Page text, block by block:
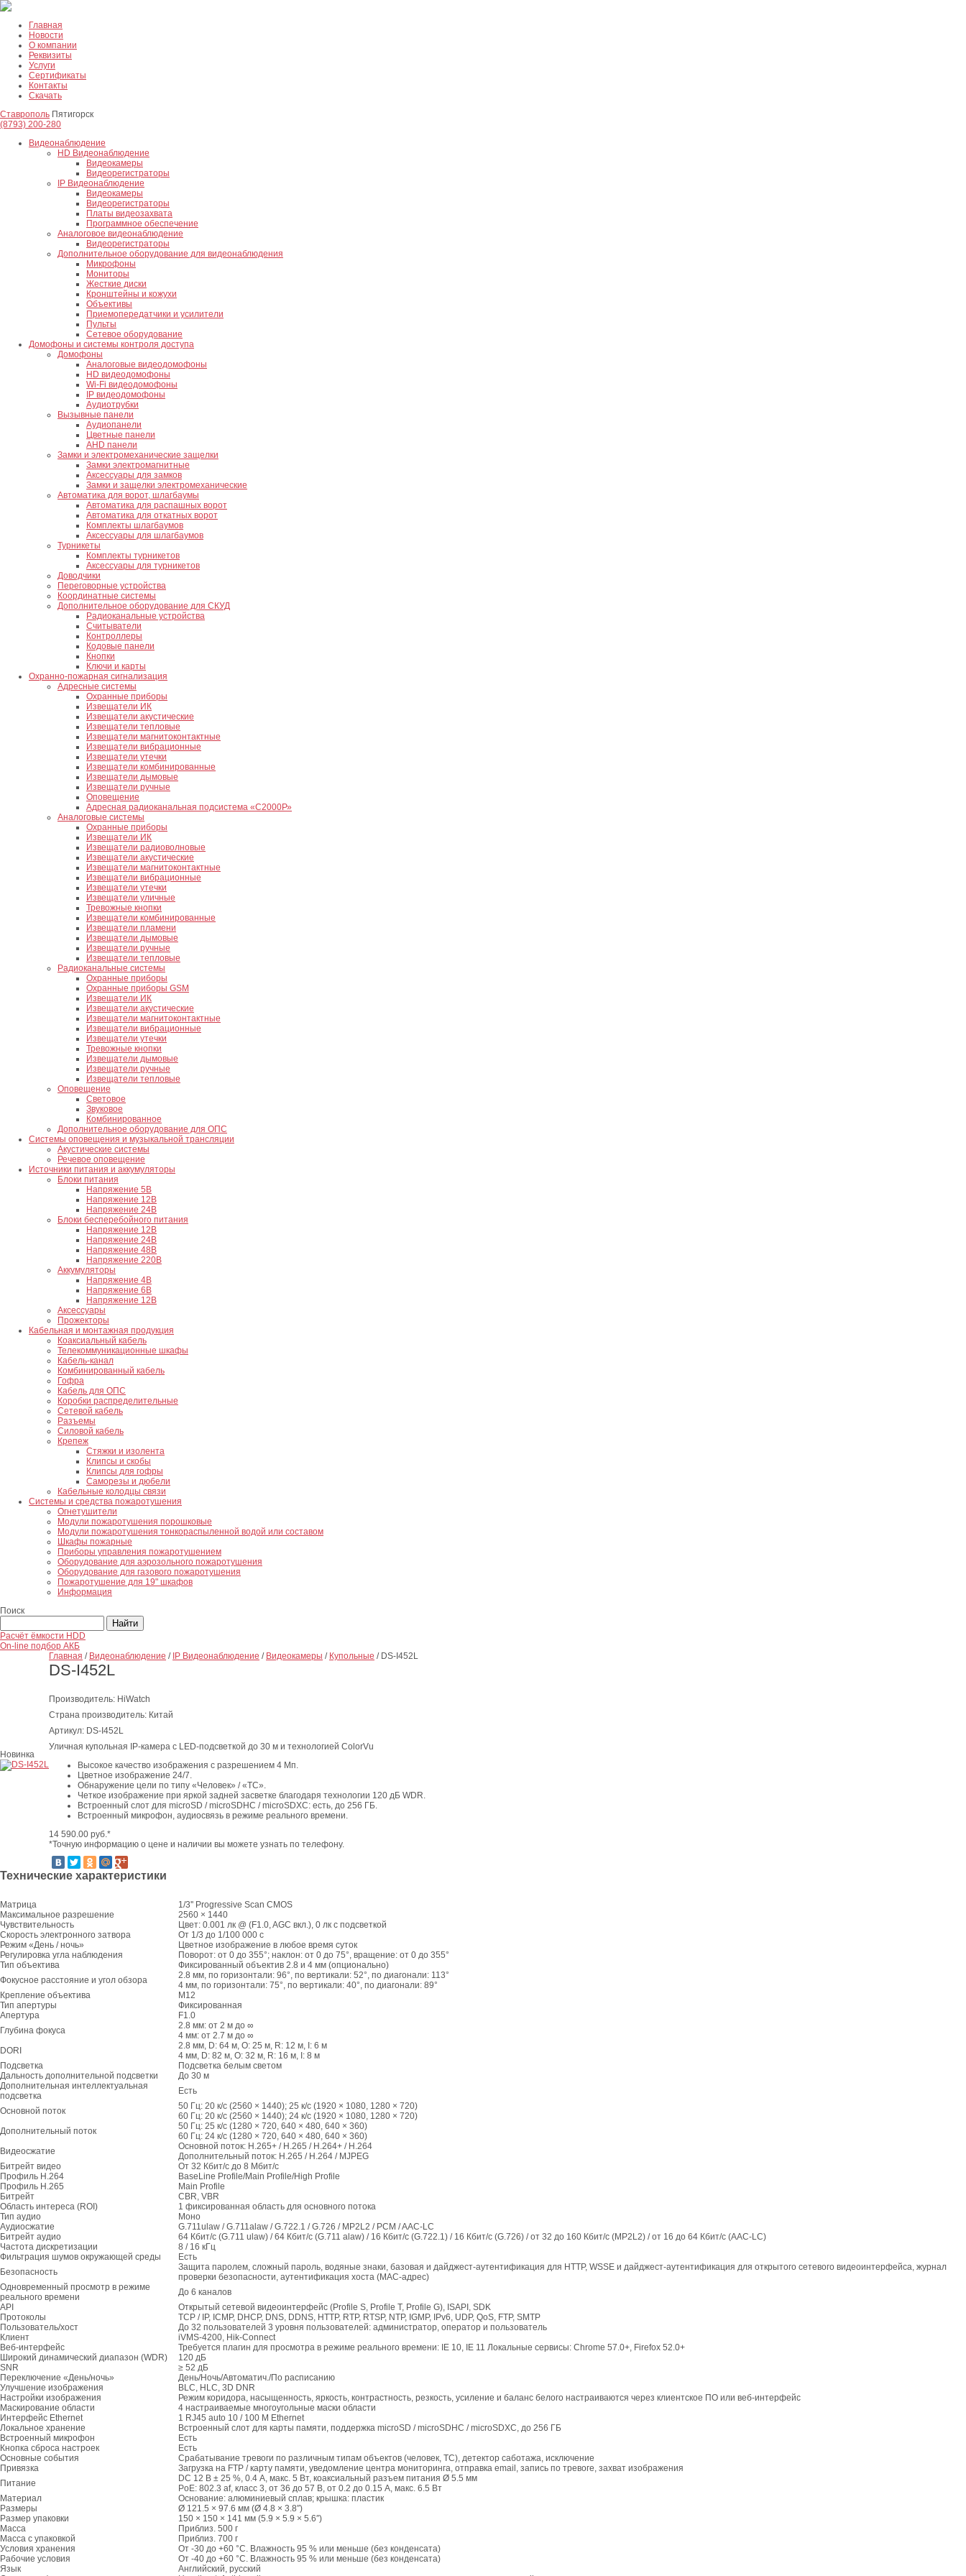
Главная
Новости
О компании
Реквизиты
Услуги
Сертификаты
Контакты
Скачать
Ставрополь Пятигорск
(8793) 200-280
Видеонаблюдение
HD Видеонаблюдение
Видеокамеры
Видеорегистраторы
IP Видеонаблюдение
Видеокамеры
Видеорегистраторы
Платы видеозахвата
Программное обеспечение
Аналоговое видеонаблюдение
Видеорегистраторы
Дополнительное оборудование для видеонаблюдения
Микрофоны
Мониторы
Жесткие диски
Кронштейны и кожухи
Объективы
Приемопередатчики и усилители
Пульты
Сетевое оборудование
Домофоны и системы контроля доступа
Домофоны
Аналоговые видеодомофоны
HD видеодомофоны
Wi-Fi видеодомофоны
IP видеодомофоны
Аудиотрубки
Вызывные панели
Аудиопанели
Цветные панели
AHD панели
Замки и электромеханические защелки
Замки электромагнитные
Аксессуары для замков
Замки и защелки электромеханические
Автоматика для ворот, шлагбаумы
Автоматика для распашных ворот
Автоматика для откатных ворот
Комплекты шлагбаумов
Аксессуары для шлагбаумов
Турникеты
Комплекты турникетов
Аксессуары для турникетов
Доводчики
Переговорные устройства
Координатные системы
Дополнительное оборудование для СКУД
Радиоканальные устройства
Считыватели
Контроллеры
Кодовые панели
Кнопки
Ключи и карты
Охранно-пожарная сигнализация
Адресные системы
Охранные приборы
Извещатели ИК
Извещатели акустические
Извещатели тепловые
Извещатели магнитоконтактные
Извещатели вибрационные
Извещатели утечки
Извещатели комбинированные
Извещатели дымовые
Извещатели ручные
Оповещение
Адресная радиоканальная подсистема «С2000Р»
Аналоговые системы
Охранные приборы
Извещатели ИК
Извещатели радиоволновые
Извещатели акустические
Извещатели магнитоконтактные
Извещатели вибрационные
Извещатели утечки
Извещатели уличные
Тревожные кнопки
Извещатели комбинированные
Извещатели пламени
Извещатели дымовые
Извещатели ручные
Извещатели тепловые
Радиоканальные системы
Охранные приборы
Охранные приборы GSM
Извещатели ИК
Извещатели акустические
Извещатели магнитоконтактные
Извещатели вибрационные
Извещатели утечки
Тревожные кнопки
Извещатели дымовые
Извещатели ручные
Извещатели тепловые
Оповещение
Световое
Звуковое
Комбинированное
Дополнительное оборудование для ОПС
Системы оповещения и музыкальной трансляции
Акустические системы
Речевое оповещение
Источники питания и аккумуляторы
Блоки питания
Напряжение 5В
Напряжение 12В
Напряжение 24В
Блоки бесперебойного питания
Напряжение 12В
Напряжение 24В
Напряжение 48В
Напряжение 220В
Аккумуляторы
Напряжение 4В
Напряжение 6В
Напряжение 12В
Аксессуары
Прожекторы
Кабельная и монтажная продукция
Коаксиальный кабель
Телекоммуникационные шкафы
Кабель-канал
Комбинированный кабель
Гофра
Кабель для ОПС
Коробки распределительные
Сетевой кабель
Разъемы
Силовой кабель
Крепеж
Стяжки и изолента
Клипсы и скобы
Клипсы для гофры
Саморезы и дюбели
Кабельные колодцы связи
Системы и средства пожаротушения
Огнетушители
Модули пожаротушения порошковые
Модули пожаротушения тонкораспыленной водой или составом
Шкафы пожарные
Приборы управления пожаротушением
Оборудование для аэрозольного пожаротушения
Оборудование для газового пожаротушения
Пожаротушение для 19" шкафов
Информация
Поиск
Расчёт ёмкости HDD
On-line подбор АКБ
Новинка
Главная / Видеонаблюдение / IP Видеонаблюдение / Видеокамеры / Купольные / DS-I452L
DS-I452L
Производитель: HiWatch
Страна производитель: Китай
Артикул: DS-I452L
Уличная купольная IP-камера с LED-подсветкой до 30 м и технологией ColorVu
Высокое качество изображения с разрешением 4 Мп.
Цветное изображение 24/7.
Обнаружение цели по типу «Человек» / «ТС».
Четкое изображение при яркой задней засветке благодаря технологии 120 дБ WDR.
Встроенный слот для microSD / microSDHC / microSDXC: есть, до 256 ГБ.
Встроенный микрофон, аудиосвязь в режиме реального времени.
14 590.00 руб.*
*Точную информацию о цене и наличии вы можете узнать по телефону.
Технические характеристики
Матрица
1/3'' Progressive Scan CMOS
Максимальное разрешение
2560 × 1440
Чувствительность
Цвет: 0.001 лк @ (F1.0, AGC вкл.), 0 лк с подсветкой
Скорость электронного затвора
От 1/3 до 1/100 000 с
Режим «День / ночь»
Цветное изображение в любое время суток
Регулировка угла наблюдения
Поворот: от 0 до 355°; наклон: от 0 до 75°, вращение: от 0 до 355°
Тип объектива
Фиксированный объектив 2.8 и 4 мм (опционально)
Фокусное расстояние и угол обзора
2.8 мм, по горизонтали: 96°, по вертикали: 52°, по диагонали: 113°
4 мм, по горизонтали: 75°, по вертикали: 40°, по диагонали: 89°
Крепление объектива
M12
Тип апертуры
Фиксированная
Апертура
F1.0
Глубина фокуса
2.8 мм: от 2 м до ∞
4 мм: от 2.7 м до ∞
DORI
2.8 мм, D: 64 м, O: 25 м, R: 12 м, I: 6 м
4 мм, D: 82 м, O: 32 м, R: 16 м, I: 8 м
Подсветка
Подсветка белым светом
Дальность дополнительной подсветки
До 30 м
Дополнительная интеллектуальная
подсветка
Есть
Основной поток
50 Гц: 20 к/с (2560 × 1440); 25 к/с (1920 × 1080, 1280 × 720)
60 Гц: 20 к/с (2560 × 1440); 24 к/с (1920 × 1080, 1280 × 720)
Дополнительный поток
50 Гц: 25 к/с (1280 × 720, 640 × 480, 640 × 360)
60 Гц: 24 к/с (1280 × 720, 640 × 480, 640 × 360)
Видеосжатие
Основной поток: H.265+ / H.265 / H.264+ / H.264
Дополнительный поток: H.265 / H.264 / MJPEG
Битрейт видео
От 32 Кбит/с до 8 Мбит/с
Профиль H.264
BaseLine Profile/Main Profile/High Profile
Профиль H.265
Main Profile
Битрейт
CBR, VBR
Область интереса (ROI)
1 фиксированная область для основного потока
Тип аудио
Моно
Аудиосжатие
G.711ulaw / G.711alaw / G.722.1 / G.726 / MP2L2 / PCM / AAC-LC
Битрейт аудио
64 Кбит/с (G.711 ulaw) / 64 Кбит/с (G.711 alaw) / 16 Кбит/с (G.722.1) / 16 Кбит/с (G.726) / от 32 до 160 Кбит/с (MP2L2) / от 16 до 64 Кбит/с (AAC-LC)
Частота дискретизации
8 / 16 кГц
Фильтрация шумов окружающей среды
Есть
Безопасность
Защита паролем, сложный пароль, водяные знаки, базовая и дайджест-аутентификация для HTTP, WSSE и дайджест-аутентификация для открытого сетевого видеоинтерфейса, журнал
проверки безопасности, аутентификация хоста (MAC-адрес)
Одновременный просмотр в режиме
реального времени
До 6 каналов
API
Открытый сетевой видеоинтерфейс (Profile S, Profile T, Profile G), ISAPI, SDK
Протоколы
TCP / IP, ICMP, DHCP, DNS, DDNS, HTTP, RTP, RTSP, NTP, IGMP, IPv6, UDP, QoS, FTP, SMTP
Пользователь/хост
До 32 пользователей 3 уровня пользователей: администратор, оператор и пользователь
Клиент
iVMS-4200, Hik-Connect
Веб-интерфейс
Требуется плагин для просмотра в режиме реального времени: IE 10, IE 11 Локальные сервисы: Chrome 57.0+, Firefox 52.0+
Широкий динамический диапазон (WDR)
120 дБ
SNR
≥ 52 дБ
Переключение «День/ночь»
День/Ночь/Автоматич./По расписанию
Улучшение изображения
BLC, HLC, 3D DNR
Настройки изображения
Режим коридора, насыщенность, яркость, контрастность, резкость, усиление и баланс белого настраиваются через клиентское ПО или веб-интерфейс
Маскирование области
4 настраиваемые многоугольные маски области
Интерфейс Ethernet
1 RJ45 auto 10 / 100 М Ethernet
Локальное хранение
Встроенный слот для карты памяти, поддержка microSD / microSDHC / microSDXC, до 256 ГБ
Встроенный микрофон
Есть
Кнопка сброса настроек
Есть
Основные события
Срабатывание тревоги по различным типам объектов (человек, ТС), детектор саботажа, исключение
Привязка
Загрузка на FTP / карту памяти, уведомление центра мониторинга, отправка email, запись по тревоге, захват изображения
Питание
DC 12 В ± 25 %, 0.4 А, макс. 5 Вт, коаксиальный разъем питания Ø 5.5 мм
PoE: 802.3 af, класс 3, от 36 до 57 В, от 0.2 до 0.15 А, макс. 6.5 Вт
Материал
Основание: алюминиевый сплав; крышка: пластик
Размеры
Ø 121.5 × 97.6 мм (Ø 4.8 × 3.8″)
Размер упаковки
150 × 150 × 141 мм (5.9 × 5.9 × 5.6″)
Масса
Приблиз. 500 г
Масса с упаковкой
Приблиз. 700 г
Условия хранения
От -30 до +60 °C. Влажность 95 % или меньше (без конденсата)
Рабочие условия
От -40 до +60 °C. Влажность 95 % или меньше (без конденсата)
Язык
Английский, русский